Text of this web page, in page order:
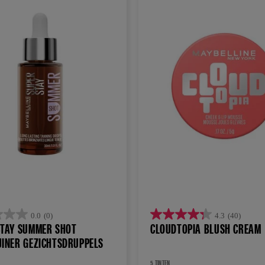
0.0 (0)
SUMMER SHOT
GEZICHTSDRUPPELS
4.3 (40)
4.3
van
CLOUDTOPIA BLUSH CREAM
5 TINTEN